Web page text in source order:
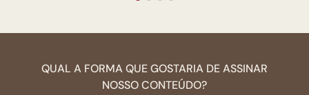
QUAL A FORMA QUE GOSTARIA DE ASSINAR
NOSSO CONTEÚDO?